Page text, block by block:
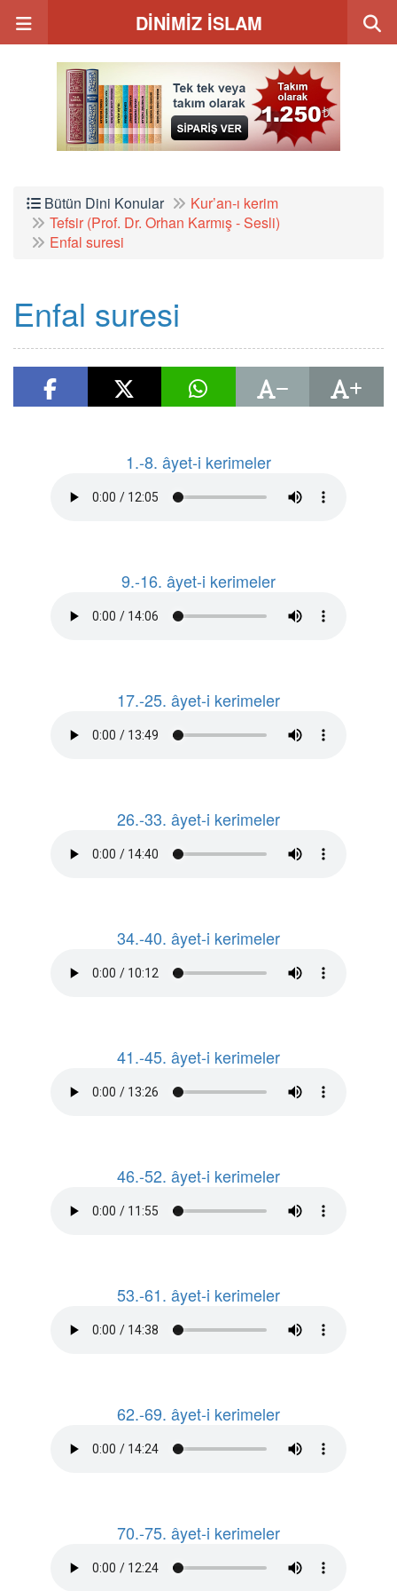
DİNİMİZ İSLAM
Bütün Dini Konular
Kur’an-ı kerim
Tefsir (Prof. Dr. Orhan Karmış - Sesli)
Enfal suresi
Enfal suresi
1.-8. âyet-i kerimeler
9.-16. âyet-i kerimeler
17.-25. âyet-i kerimeler
26.-33. âyet-i kerimeler
34.-40. âyet-i kerimeler
41.-45. âyet-i kerimeler
46.-52. âyet-i kerimeler
53.-61. âyet-i kerimeler
62.-69. âyet-i kerimeler
70.-75. âyet-i kerimeler